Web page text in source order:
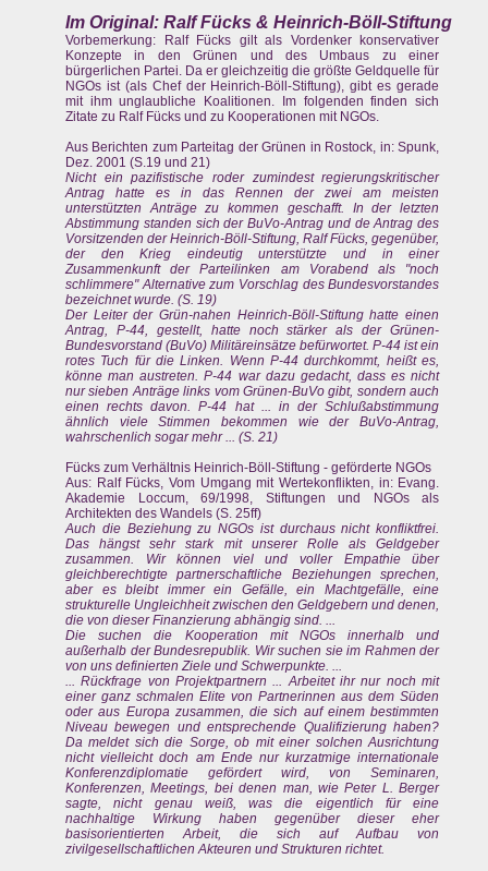
Im Original: Ralf Fücks & Heinrich-Böll-Stiftung
Vorbemerkung: Ralf Fücks gilt als Vordenker konservativer
Konzepte in den Grünen und des Umbaus zu einer
bürgerlichen Partei. Da er gleichzeitig die größte Geldquelle für
NGOs ist (als Chef der Heinrich-Böll-Stiftung), gibt es gerade
mit ihm unglaubliche Koalitionen. Im folgenden finden sich
Zitate zu Ralf Fücks und zu Kooperationen mit NGOs.
Aus Berichten zum Parteitag der Grünen in Rostock, in: Spunk,
Dez. 2001 (S.19 und 21)
Nicht ein pazifistische roder zumindest regierungskritischer
Antrag hatte es in das Rennen der zwei am meisten
unterstützten Anträge zu kommen geschafft. In der letzten
Abstimmung standen sich der BuVo-Antrag und de Antrag des
Vorsitzenden der Heinrich-Böll-Stiftung, Ralf Fücks, gegenüber,
der den Krieg eindeutig unterstützte und in einer
Zusammenkunft der Parteilinken am Vorabend als "noch
schlimmere" Alternative zum Vorschlag des Bundesvorstandes
bezeichnet wurde. (S. 19)
Der Leiter der Grün-nahen Heinrich-Böll-Stiftung hatte einen
Antrag, P-44, gestellt, hatte noch stärker als der Grünen-
Bundesvorstand (BuVo) Militäreinsätze befürwortet. P-44 ist ein
rotes Tuch für die Linken. Wenn P-44 durchkommt, heißt es,
könne man austreten. P-44 war dazu gedacht, dass es nicht
nur sieben Anträge links vom Grünen-BuVo gibt, sondern auch
einen rechts davon. P-44 hat ... in der Schlußabstimmung
ähnlich viele Stimmen bekommen wie der BuVo-Antrag,
wahrschenlich sogar mehr ... (S. 21)
Fücks zum Verhältnis Heinrich-Böll-Stiftung - geförderte NGOs
Aus: Ralf Fücks, Vom Umgang mit Wertekonflikten, in: Evang.
Akademie Loccum, 69/1998, Stiftungen und NGOs als
Architekten des Wandels (S. 25ff)
Auch die Beziehung zu NGOs ist durchaus nicht konfliktfrei.
Das hängst sehr stark mit unserer Rolle als Geldgeber
zusammen. Wir können viel und voller Empathie über
gleichberechtigte partnerschaftliche Beziehungen sprechen,
aber es bleibt immer ein Gefälle, ein Machtgefälle, eine
strukturelle Ungleichheit zwischen den Geldgebern und denen,
die von dieser Finanzierung abhängig sind. ...
Die suchen die Kooperation mit NGOs innerhalb und
außerhalb der Bundesrepublik. Wir suchen sie im Rahmen der
von uns definierten Ziele und Schwerpunkte. ...
... Rückfrage von Projektpartnern ... Arbeitet ihr nur noch mit
einer ganz schmalen Elite von Partnerinnen aus dem Süden
oder aus Europa zusammen, die sich auf einem bestimmten
Niveau bewegen und entsprechende Qualifizierung haben?
Da meldet sich die Sorge, ob mit einer solchen Ausrichtung
nicht vielleicht doch am Ende nur kurzatmige internationale
Konferenzdiplomatie gefördert wird, von Seminaren,
Konferenzen, Meetings, bei denen man, wie Peter L. Berger
sagte, nicht genau weiß, was die eigentlich für eine
nachhaltige Wirkung haben gegenüber dieser eher
basisorientierten Arbeit, die sich auf Aufbau von
zivilgesellschaftlichen Akteuren und Strukturen richtet.